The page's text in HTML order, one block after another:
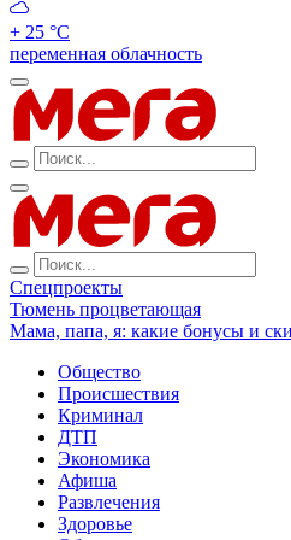
+ 25 °С
переменная облачность
Спецпроекты
Тюмень процветающая
Мама, папа, я: какие бонусы и
Общество
Происшествия
Криминал
ДТП
Экономика
Афиша
Развлечения
Здоровье